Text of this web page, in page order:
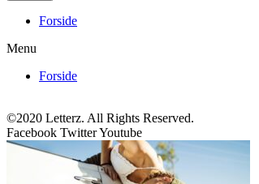
Forside
Menu
Forside
©2020 Letterz. All Rights Reserved.
Facebook TwitterYoutube